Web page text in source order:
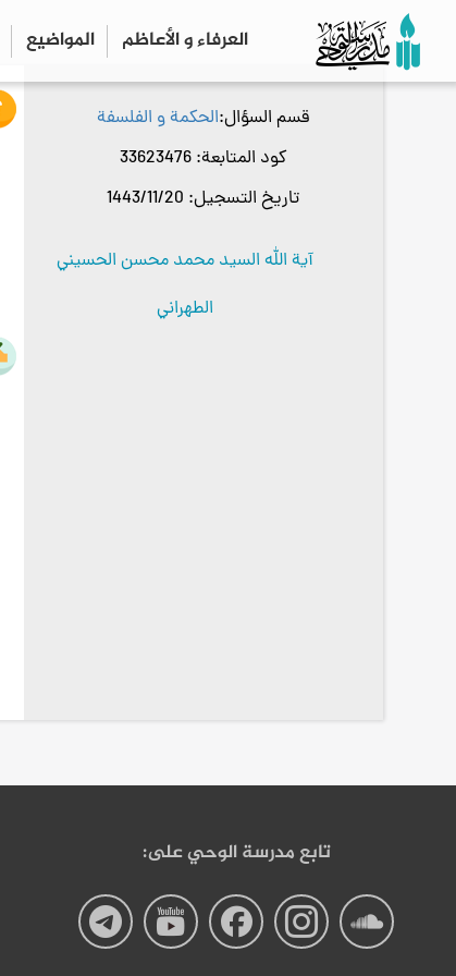
العرفاء و الأعاظم المواضیع
قسم السؤال الحكمة و الفلسفة
كود المتابعة 33623476
تاريخ التسجيل
آية الله السيد محمد محسن الحسيني
الطهراني
تابع مدرسة الوحي على:
صفحةصفحةصفحة
صفحةصفحة